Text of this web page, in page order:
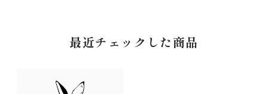
最近チェックした商品